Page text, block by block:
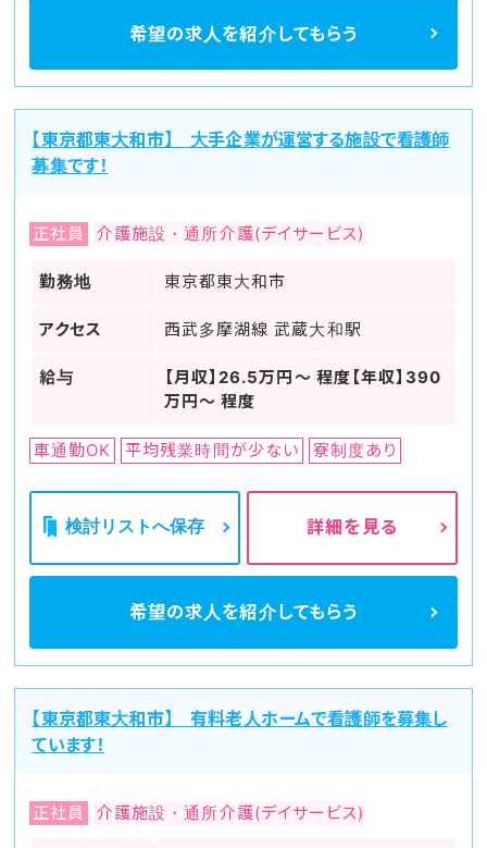
希望の求人を紹介してもらう
【東京都東大和市】 大手企業が運営する施設で看護師
募集です！
正社員 介護施設・通所介護(デイサービス)
勤務地 東京都東大和市
アクセス 西武多摩湖線 武蔵大和駅
給与
【月収】26.5万円～ 程度【年収】390
万円～ 程度
車通勤OK 平均残業時間が少ない 寮制度あり
検討リストへ保存 詳細を見る
希望の求人を紹介してもらう
【東京都東大和市】 有料老人ホームで看護師を募集し
ています！
正社員 介護施設・通所介護(デイサービス)